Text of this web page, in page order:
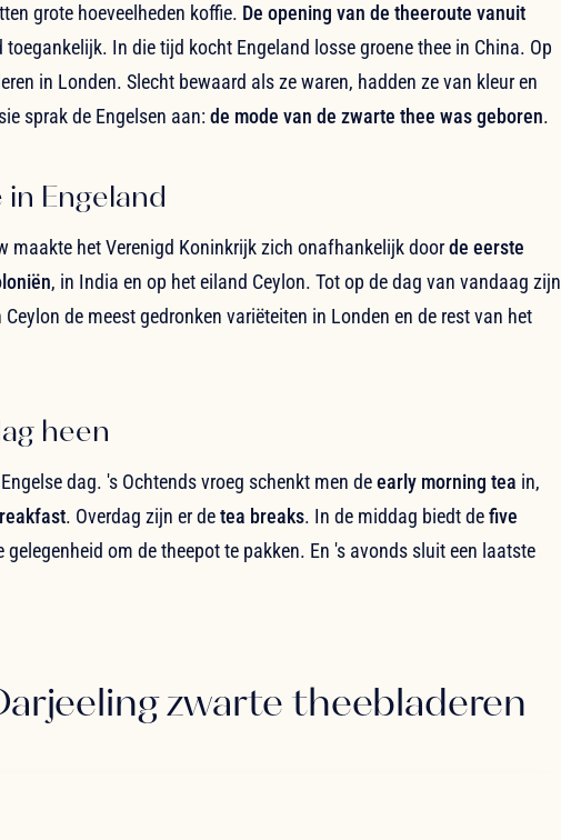
grote hoeveelheden koffie. De opening van de theeroute vanuit
In die tijd kocht Engeland losse groene thee in China. Op
in Londen. Slecht bewaard als ze waren, hadden ze van kleur en
sprak de Engelsen aan:de mode van de zwarte thee was geboren.
Engeland
maakte het Verenigd Koninkrijk zich onafhankelijk doorde eerste
, in India en op het eiland Ceylon. Tot op de dag van vandaag zijn
de meest gedronken variëteiten in Londen en de rest van het
heen
dag. 's Ochtends vroeg schenkt men deearly morning tea in,
. Overdag zijn er detea breaks. In de middag biedt defive
gelegenheid om de theepot te pakken. En 's avonds sluit een laatste
zwarte theebladeren